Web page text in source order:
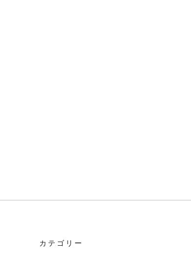
カテゴリー